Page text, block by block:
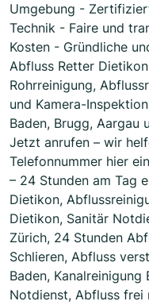
Umgebung -
Technik - Faire und
Kosten - Gründliche
Abfluss Retter
Rohrreinigung,
und Kamera-
Baden, Brugg, Aargau
Jetzt anrufen – wir
Telefonnummer hier
– 24 Stunden am Tag
Dietikon,
Dietikon, Sanitär
Zürich, 24 Stunden
Schlieren, Abfluss
Baden,
Notdienst, Abfluss frei